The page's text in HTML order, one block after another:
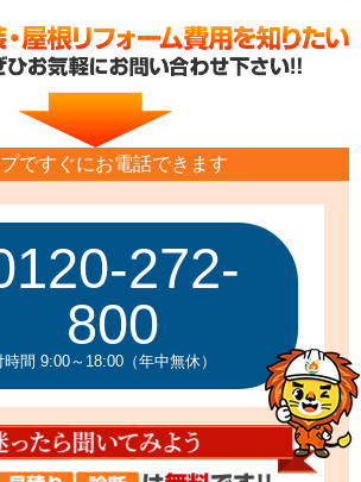
ですぐにお電話できます
272-
800
時間 9:00～18:00（年中無休）